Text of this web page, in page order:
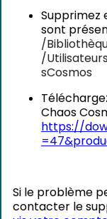
Supprimez
sont
/
/
sCosmos
Chaos
https://
Si le problème
contacter le